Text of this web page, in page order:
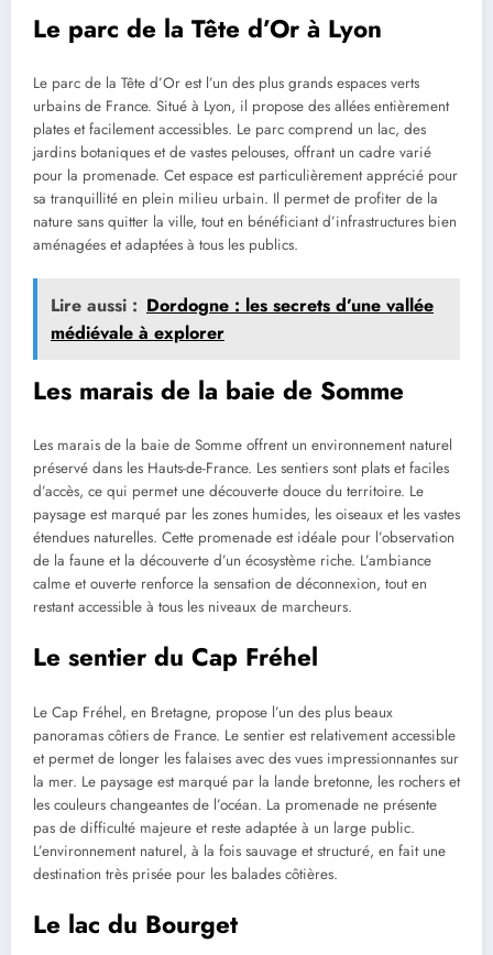
Le parc de la Tête d’Or à Lyon
Le parc de la Tête d’Or est l’un des plus grands espaces verts
urbains de France. Situé à Lyon, il propose des allées entièrement
plates et facilement accessibles. Le parc comprend un lac, des
jardins botaniques et de vastes pelouses, offrant un cadre varié
pour la promenade. Cet espace est particulièrement apprécié pour
sa tranquillité en plein milieu urbain. Il permet de profiter de la
nature sans quitter la ville, tout en bénéficiant d’infrastructures bien
aménagées et adaptées à tous les publics.
Lire aussi : Dordogne : les secrets d’une vallée
médiévale à explorer
Les marais de la baie de Somme
Les marais de la baie de Somme offrent un environnement naturel
préservé dans les Hauts-de-France. Les sentiers sont plats et faciles
d’accès, ce qui permet une découverte douce du territoire. Le
paysage est marqué par les zones humides, les oiseaux et les vastes
étendues naturelles. Cette promenade est idéale pour l’observation
de la faune et la découverte d’un écosystème riche. L’ambiance
calme et ouverte renforce la sensation de déconnexion, tout en
restant accessible à tous les niveaux de marcheurs.
Le sentier du Cap Fréhel
Le Cap Fréhel, en Bretagne, propose l’un des plus beaux
panoramas côtiers de France. Le sentier est relativement accessible
et permet de longer les falaises avec des vues impressionnantes sur
la mer. Le paysage est marqué par la lande bretonne, les rochers et
les couleurs changeantes de l’océan. La promenade ne présente
pas de difficulté majeure et reste adaptée à un large public.
L’environnement naturel, à la fois sauvage et structuré, en fait une
destination très prisée pour les balades côtières.
Le lac du Bourget